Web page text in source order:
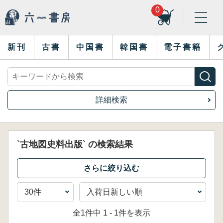
0
新刊 古書 中国書 韓国書 電子書籍
詳細検索
`古地図史料出版` の検索結果
全1件中 1 - 1件を表示